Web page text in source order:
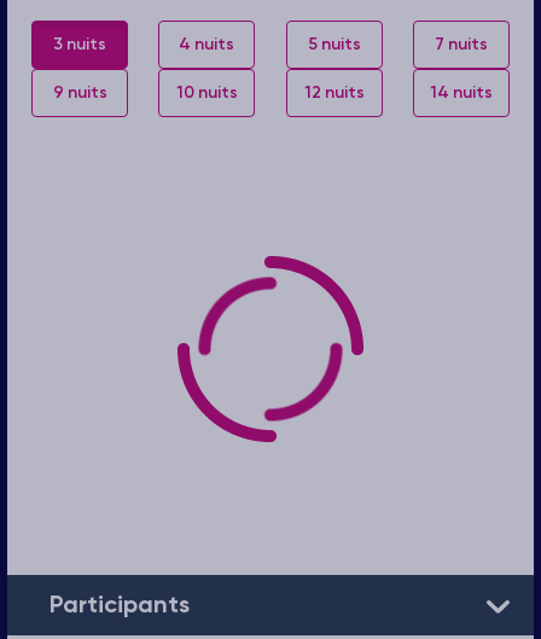
3 nuits 4 nuits 5 nuits 7 nuits
9 nuits 10 nuits 12 nuits 14 nuits
Participants